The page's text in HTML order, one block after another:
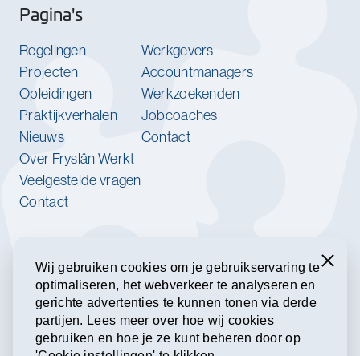
Pagina's
Regelingen
Projecten
Opleidingen
Praktijkverhalen
Nieuws
Over Fryslân Werkt
Veelgestelde vragen
Contact
Werkgevers
Accountmanagers
Werkzoekenden
Jobcoaches
Contact
partnerorganisaties?
Meld je aan voor onze nieuwsbrief.
Inschrijven voor de nieuwsbrief
Wij gebruiken cookies om je gebruikservaring te
optimaliseren, het webverkeer te analyseren en
gerichte advertenties te kunnen tonen via derde
partijen. Lees meer over hoe wij cookies
gebruiken en hoe je ze kunt beheren door op
Sluiten